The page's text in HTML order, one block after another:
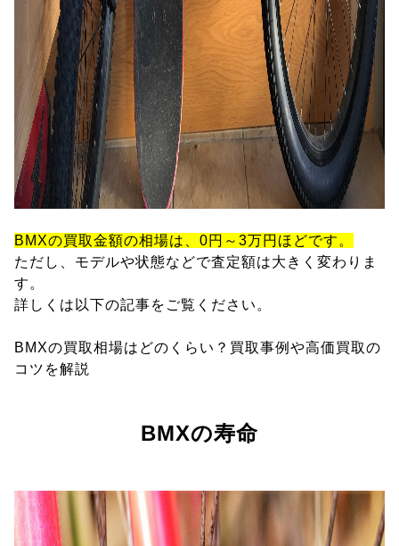
BMXの買取金額の相場は、0円～3万円ほどです。
ただし、モデルや状態などで査定額は大きく変わりま
す。
詳しくは以下の記事をご覧ください。
BMXの買取相場はどのくらい？買取事例や高価買取の
コツを解説
BMXの寿命